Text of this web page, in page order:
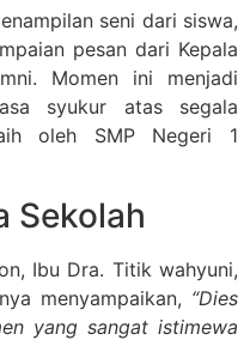
seni dari siswa,
pesan dari Kepala
Momen ini menjadi
syukur atas segala
oleh SMP Negeri 1
Sekolah
Ibu Dra. Titik wahyuni,
menyampaikan, “Dies
yang sangat istimewa